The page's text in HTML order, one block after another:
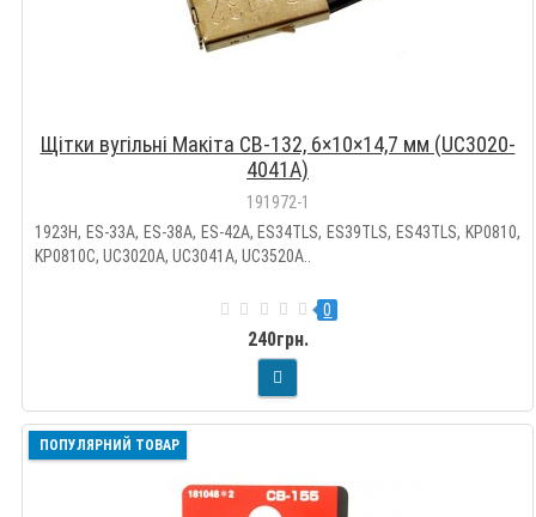
Щітки вугільні Макіта CB-132, 6×10×14,7 мм (UC3020-
4041A)
191972-1
1923H, ES-33A, ES-38A, ES-42A, ES34TLS, ES39TLS, ES43TLS, KP0810,
KP0810C, UC3020A, UC3041A, UC3520A..
0
240грн.
ПОПУЛЯРНИЙ ТОВАР